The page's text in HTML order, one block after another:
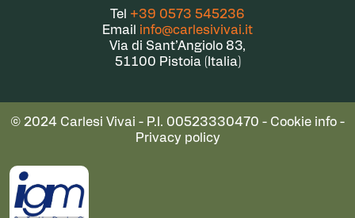
Tel +39 0573 545236
Email info@carlesivivai.it
Via di Sant’Angiolo 83,
51100 Pistoia (Italia)
© 2024 Carlesi Vivai - P.I. 00523330470 - Cookie info -
Privacy policy